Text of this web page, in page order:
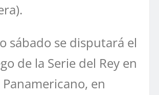
sábado se disputará el
de la Serie del Rey en
en